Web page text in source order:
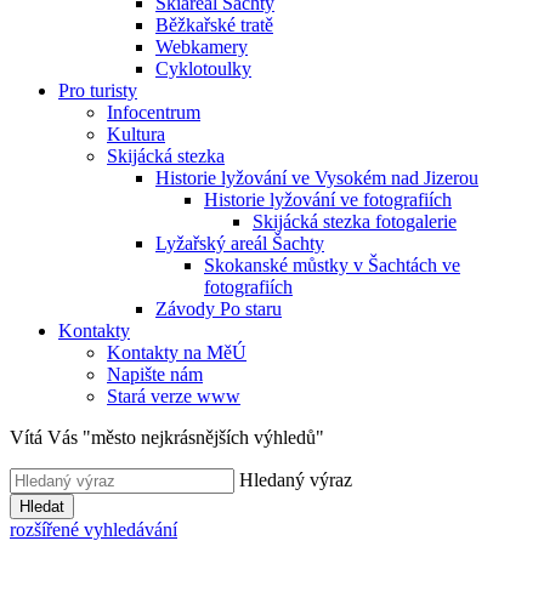
Běžkařské tratě
Webkamery
Cyklotoulky
Pro turisty
Infocentrum
Kultura
Skijácká stezka
Historie lyžování ve Vysokém nad Jizerou
Historie lyžování ve fotografiích
Skijácká stezka fotogalerie
Lyžařský areál Šachty
Skokanské můstky v Šachtách ve
fotografiích
Závody Po staru
Kontakty
Kontakty na MěÚ
Napište nám
Stará verze www
Vítá Vás "město nejkrásnějších výhledů"
Hledaný výraz
Hledat
rozšířené vyhledávání